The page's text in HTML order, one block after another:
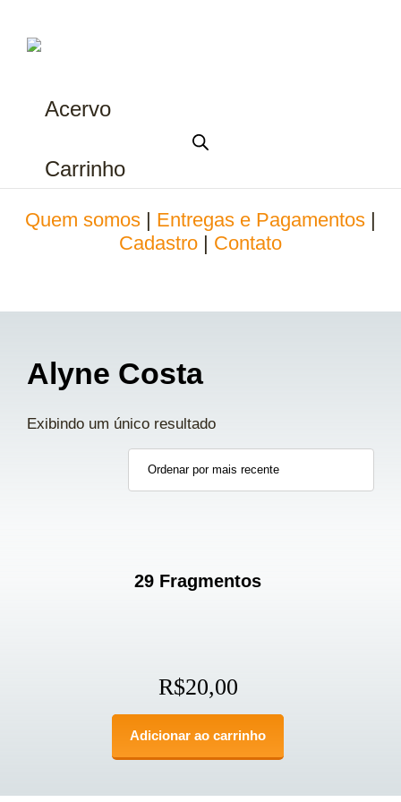
Acervo
Carrinho
Quem somos Entregas e Pagamentos
Cadastro
Contato
Alyne Costa
Exibindo um único resultado
29 Fragmentos
R$20,00
Adicionar ao carrinho